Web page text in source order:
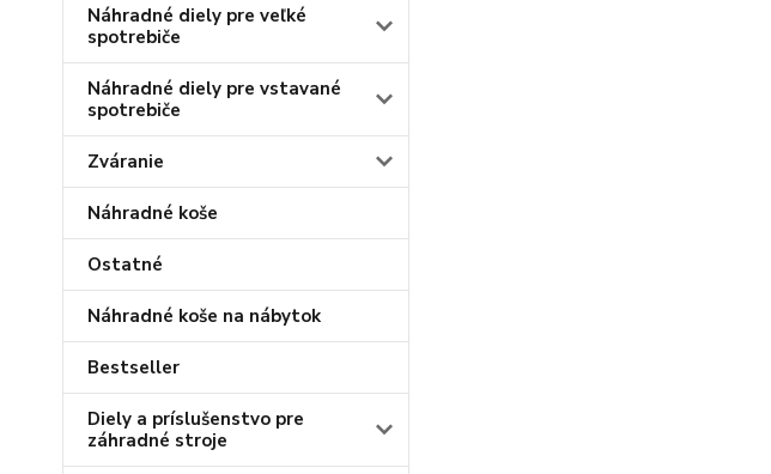
Náhradné diely pre veľké
spotrebiče
Náhradné diely pre vstavané
spotrebiče
Zváranie
Náhradné koše
Ostatné
Náhradné koše na nábytok
Bestseller
Diely a príslušenstvo pre
záhradné stroje